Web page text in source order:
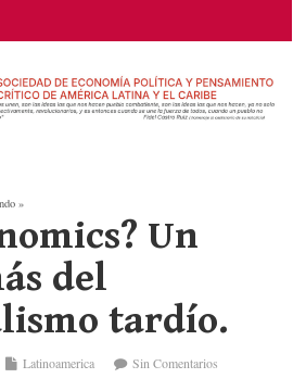
»
Un
del
tardío.
Latinoamerica Sin Comentarios